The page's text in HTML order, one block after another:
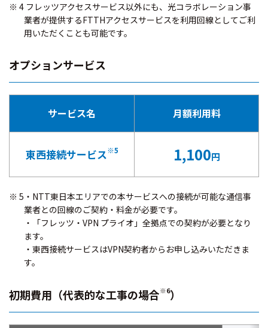
4 フレッツアクセスサービス以外にも、光コラボレーション事
業者が提供するFTTHアクセスサービスを利用回線としてご利
用いただくことも可能です。
オプションサービス
サービス名 月額利用料
東西接続サービス※5 1,100円
5・NTT東日本エリアでの本サービスへの接続が可能な通信事
業者との回線のご契約・料金が必要です。
・「フレッツ・VPN プライオ」全拠点での契約が必要となり
ます。
・東西接続サービスはVPN契約者からお申し込みいただきま
す。
初期費用（代表的な工事の場合※6）